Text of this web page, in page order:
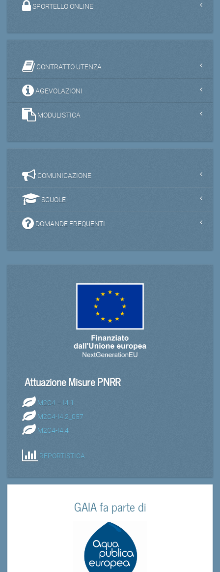
SPORTELLO ONLINE
CONTRATTO UTENZA
AGEVOLAZIONI
MODULISTICA
COMUNICAZIONE
SCUOLE
DOMANDE FREQUENTI
Attuazione Misure PNRR
M2C4 – I4.1
M2C4-I4.2_057
M2C4-I4.4
REPORTISTICA
GAIA fa parte di